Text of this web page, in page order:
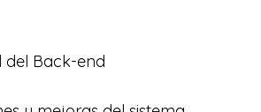
del Back-end